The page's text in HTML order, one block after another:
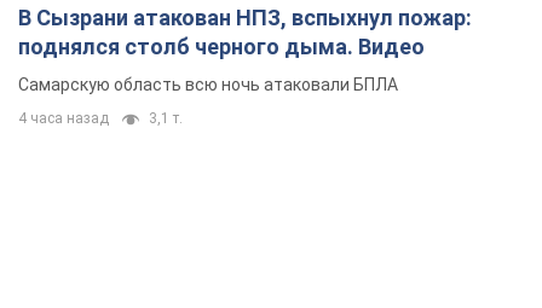
В Сызрани атакован НПЗ, вспыхнул пожар:
поднялся столб черного дыма. Видео
Самарскую область всю ночь атаковали БПЛА
4 часа назад 3,1 т.